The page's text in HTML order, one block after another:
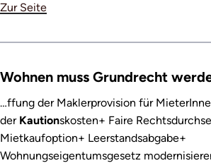
Zur Seite
Wohnen muss Grundrecht
…ffung der Maklerprovision für
der Kautionskosten+ Faire
Mietkaufoption+ Leerstandsabgabe+
Wohnungseigentumsgesetz